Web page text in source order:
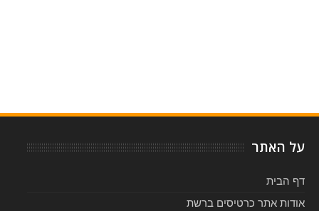
על האתר
דף הבית
אודות אתר כרטיסים ברשת